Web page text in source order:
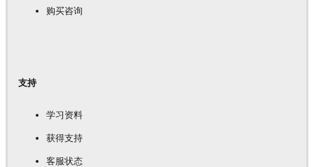
购买咨询
支持
学习资料
获得支持
客服状态